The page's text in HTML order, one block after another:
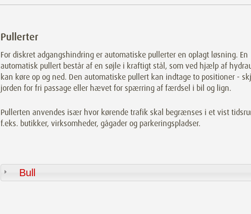
Pullerter
For diskret adgangshindring er automatiske pullerter en oplagt løsning. En
automatisk pullert består af en søjle i kraftigt stål, som ved hjælp af
kan køre op og ned. Den automatiske pullert kan indtage to positioner -
jorden for fri passage eller hævet for spærring af færdsel i bil og lign.
Pullerten anvendes især hvor kørende trafik skal begrænses i et vist
f.eks. butikker, virksomheder, gågader og parkeringspladser.
Bull